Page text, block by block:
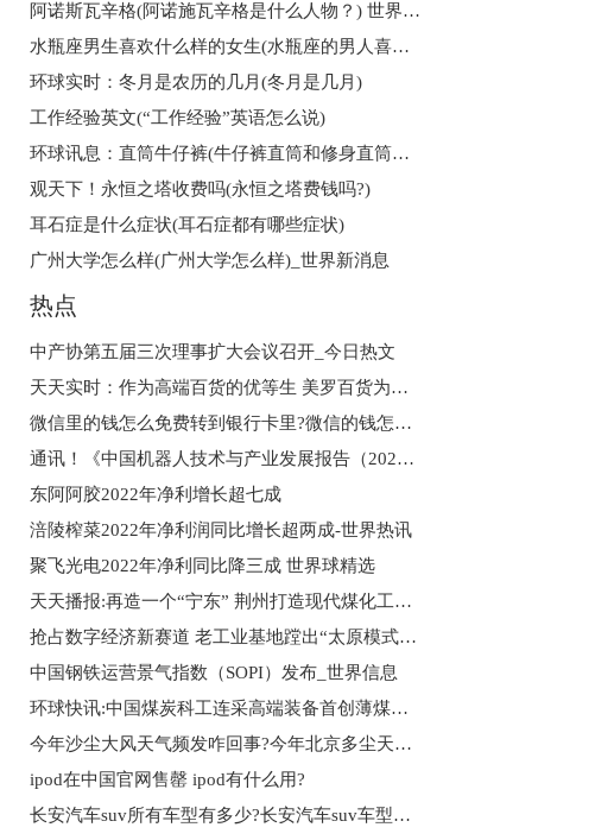
阿诺斯瓦辛格(阿诺施瓦辛格是什么人物？) 世界热资讯
水瓶座男生喜欢什么样的女生(水瓶座的男人喜欢什么样的女生？) 每日快播
环球实时：冬月是农历的几月(冬月是几月)
工作经验英文(“工作经验”英语怎么说)
环球讯息：直筒牛仔裤(牛仔裤直筒和修身直筒什么区别？)
观天下！永恒之塔收费吗(永恒之塔费钱吗?)
耳石症是什么症状(耳石症都有哪些症状)
广州大学怎么样(广州大学怎么样)_世界新消息
热点
中产协第五届三次理事扩大会议召开_今日热文
天天实时：作为高端百货的优等生 美罗百货为何还要这么“卷”？
微信里的钱怎么免费转到银行卡里?微信的钱怎么转到银行卡?
通讯！《中国机器人技术与产业发展报告（2023年）》编制工作启动会召开
东阿阿胶2022年净利增长超七成
涪陵榨菜2022年净利润同比增长超两成-世界热讯
聚飞光电2022年净利同比降三成 世界球精选
天天播报:再造一个“宁东” 荆州打造现代煤化工基地
抢占数字经济新赛道 老工业基地蹚出“太原模式” 全球视讯
中国钢铁运营景气指数（SOPI）发布_世界信息
环球快讯:中国煤炭科工连采高端装备首创薄煤层“三下”绿色开采示范
今年沙尘大风天气频发咋回事?今年北京多尘天气吗?
ipod在中国官网售罄 ipod有什么用?
长安汽车suv所有车型有多少?长安汽车suv车型简介